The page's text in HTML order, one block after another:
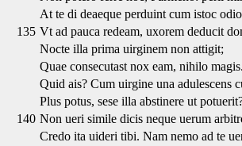
At te di deaeque perduint cum istoc
135 Vt ad pauca redeam, uxorem deducit
Nocte illa prima uirginem non attigit;
Quae consecutast nox eam, nihilo magis.
Quid ais? Cum uirgine una adulescens
Plus potus, sese illa abstinere ut
140 Non ueri simile dicis neque uerum
Credo ita uideri tibi. Nam nemo ad te